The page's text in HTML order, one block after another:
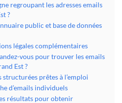
regroupant les adresses emails
?
public et base de données
légales complémentaires
vous pour trouver les emails
Est ?
structurées prêtes à l’emploi
d’emails individuels
résultats pour obtenir